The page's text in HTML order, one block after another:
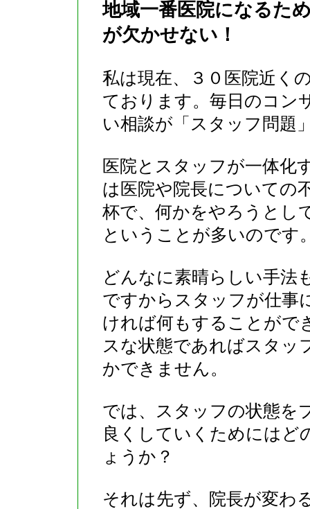
地域一番医院になるた
が欠かせない！
私は現在、３０医院近く
ております。毎日のコン
い相談が「スタッフ問題
医院とスタッフが一体化
は医院や院長についての
杯で、何かをやろうとし
ということが多いのです
どんなに素晴らしい手法
ですからスタッフが仕事
ければ何もすることがで
スな状態であればスタッ
かできません。
では、スタッフの状態を
良くしていくためにはど
ょうか？
それは先ず、院長が変わ